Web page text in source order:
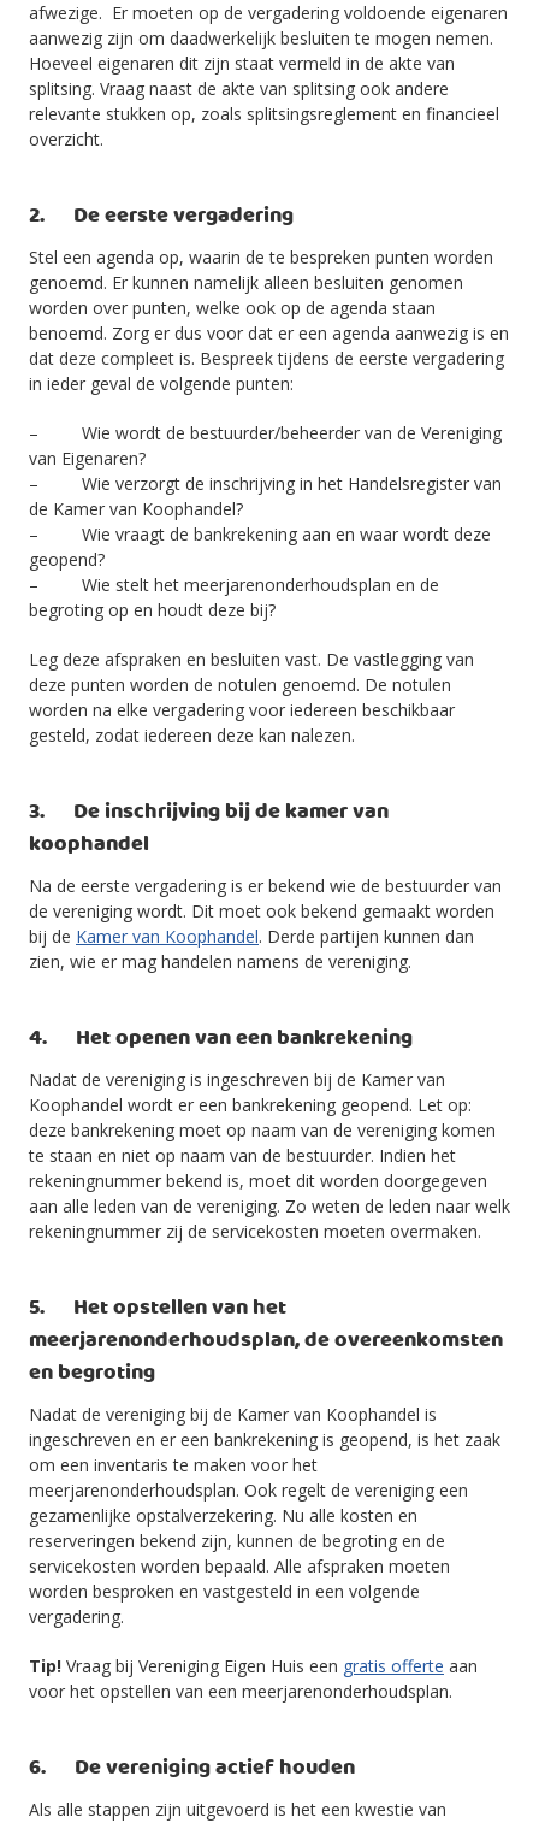
afwezige. Er moeten op de vergadering voldoende eigenaren
aanwezig zijn om daadwerkelijk besluiten te mogen nemen.
Hoeveel eigenaren dit zijn staat vermeld in de akte van
splitsing. Vraag naast de akte van splitsing ook andere
relevante stukken op, zoals splitsingsreglement en financieel
overzicht.
2. De eerste vergadering
Stel een agenda op, waarin de te bespreken punten worden
genoemd. Er kunnen namelijk alleen besluiten genomen
worden over punten, welke ook op de agenda staan
benoemd. Zorg er dus voor dat er een agenda aanwezig is en
dat deze compleet is. Bespreek tijdens de eerste vergadering
in ieder geval de volgende punten:
– Wie wordt de bestuurder/beheerder van de Vereniging
van Eigenaren?
– Wie verzorgt de inschrijving in het Handelsregister van
de Kamer van Koophandel?
– Wie vraagt de bankrekening aan en waar wordt deze
geopend?
– Wie stelt het meerjarenonderhoudsplan en de
begroting op en houdt deze bij?
Leg deze afspraken en besluiten vast. De vastlegging van
deze punten worden de notulen genoemd. De notulen
worden na elke vergadering voor iedereen beschikbaar
gesteld, zodat iedereen deze kan nalezen.
3. De inschrijving bij de kamer van
koophandel
Na de eerste vergadering is er bekend wie de bestuurder van
de vereniging wordt. Dit moet ook bekend gemaakt worden
bij de Kamer van Koophandel. Derde partijen kunnen dan
zien, wie er mag handelen namens de vereniging.
4. Het openen van een bankrekening
Nadat de vereniging is ingeschreven bij de Kamer van
Koophandel wordt er een bankrekening geopend. Let op:
deze bankrekening moet op naam van de vereniging komen
te staan en niet op naam van de bestuurder. Indien het
rekeningnummer bekend is, moet dit worden doorgegeven
aan alle leden van de vereniging. Zo weten de leden naar welk
rekeningnummer zij de servicekosten moeten overmaken.
5. Het opstellen van het
meerjarenonderhoudsplan, de overeenkomsten
en begroting
Nadat de vereniging bij de Kamer van Koophandel is
ingeschreven en er een bankrekening is geopend, is het zaak
om een inventaris te maken voor het
meerjarenonderhoudsplan. Ook regelt de vereniging een
gezamenlijke opstalverzekering. Nu alle kosten en
reserveringen bekend zijn, kunnen de begroting en de
servicekosten worden bepaald. Alle afspraken moeten
worden besproken en vastgesteld in een volgende
vergadering.
Tip! Vraag bij Vereniging Eigen Huis een gratis offerte aan
voor het opstellen van een meerjarenonderhoudsplan.
6. De vereniging actief houden
Als alle stappen zijn uitgevoerd is het een kwestie van